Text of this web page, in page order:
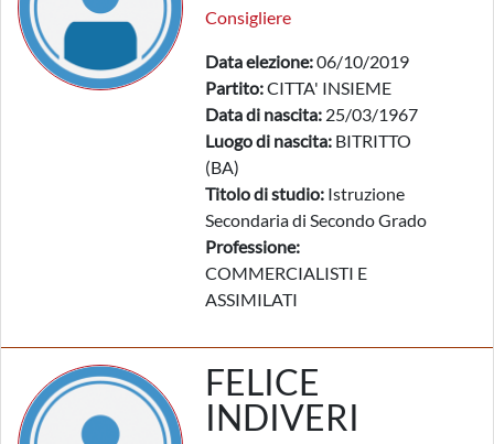
Consigliere
Data elezione:06/10/2019
Partito:CITTA' INSIEME
Data di nascita: 25/03/1967
Luogo di nascita: BITRITTO
(BA)
Titolo di studio: Istruzione
Secondaria di Secondo Grado
Professione:
COMMERCIALISTI E
ASSIMILATI
FELICE
INDIVERI